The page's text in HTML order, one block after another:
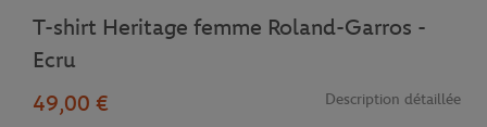
T-shirt Heritage femme Roland-Garros -
Ecru
49,00 €
Description détaillée